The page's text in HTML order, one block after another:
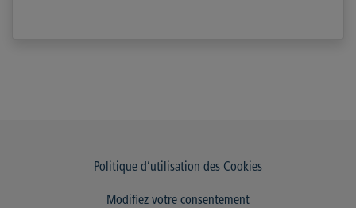
Politique d’utilisation des Cookies
Modifiez votre consentement